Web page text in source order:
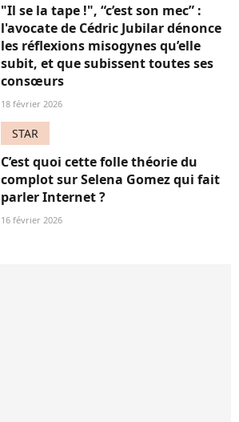
"Il se la tape !", “c’est son mec” :
l'avocate de Cédric Jubilar dénonce
les réflexions misogynes qu’elle
subit, et que subissent toutes ses
consœurs
18 février 2026
STAR
C’est quoi cette folle théorie du
complot sur Selena Gomez qui fait
parler Internet ?
16 février 2026